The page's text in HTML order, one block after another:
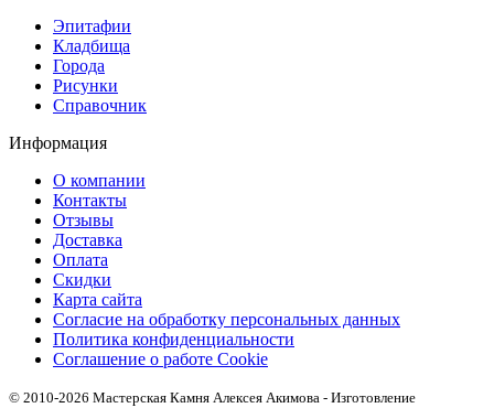
Эпитафии
Кладбища
Города
Рисунки
Справочник
Информация
О компании
Контакты
Отзывы
Доставка
Оплата
Скидки
Карта сайта
Согласие на обработку персональных данных
Политика конфиденциальности
Соглашение о работе Cookie
© 2010-2026 Мастерская Камня Алексея Акимова - Изготовление